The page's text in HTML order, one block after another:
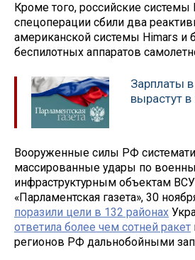
Кроме того, российские
спецоперации сбили два
американской системы Himars и
беспилотных аппаратов
Зарплаты
вырастут
Вооруженные силы РФ
массированные удары по
инфраструктурным объектам
«Парламентская газета», 30
поразили цели в 132 районах
ответила более чем сотней ракет
регионов РФ дальнобойными